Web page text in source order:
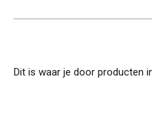
Dit is waar je door producten